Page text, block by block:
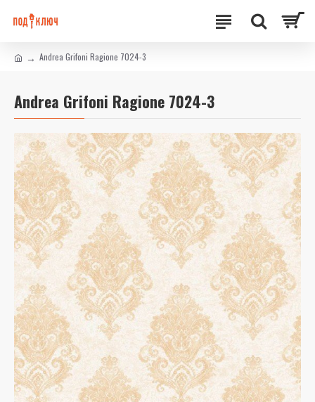
Andrea Grifoni Ragione 7024-3
Andrea Grifoni Ragione 7024-3